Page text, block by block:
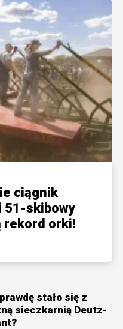
ciągnik
51-skibowy
rekord orki!
stało się z
sieczkarnią Deutz-